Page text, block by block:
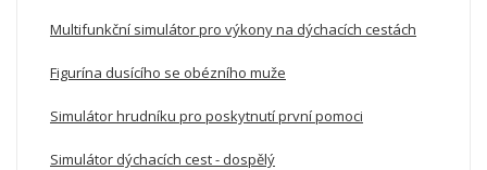
Multifunkční simulátor pro výkony na dýchacích cestách
Figurína dusícího se obézního muže
Simulátor hrudníku pro poskytnutí první pomoci
Simulátor dýchacích cest - dospělý